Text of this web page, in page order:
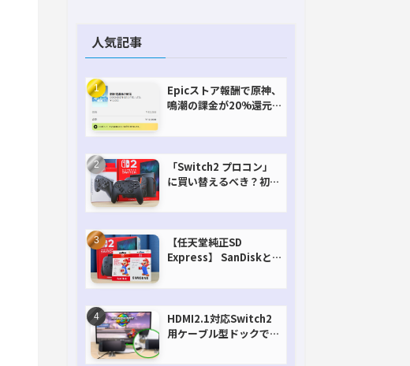
人気記事
Epicストア報酬で原神、
鳴潮の課金が20%還元
「Switch2 プロコン」
に買い替えるべき？初代
【任天堂純正SD
Express】 SanDiskと
HDMI2.1対応Switch2
用ケーブル型ドックで省